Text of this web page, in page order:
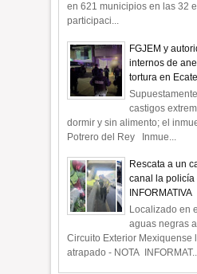
en 621 municipios en las 32
participaci...
FGJEM y
internos de
tortura en
castigos
dormir y sin alimento; el
Potrero del Rey Inmue...
Rescata a un
canal la policía
INFORMATIVA
Localizado en
aguas negras
Circuito Exterior Mexiquense
atrapado - NOTA INFORMAT...